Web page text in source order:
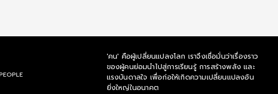
'คน' คือผู้เปลี่ยนแปลงโลก เราจึงเชื่อมั่นว่าเรื่องราว
ของผู้คนย่อมนำไปสู่การเรียนรู้ การสร้างพลัง และ
แรงบันดาลใจ เพื่อก่อให้เกิดความเปลี่ยนแปลงอัน
ยิ่งใหญ่ในอนาคต